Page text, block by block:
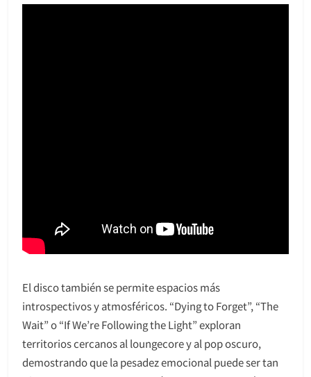
El disco también se permite espacios más
introspectivos y atmosféricos. “Dying to Forget”, “The
Wait” o “If We’re Following the Light” exploran
territorios cercanos al loungecore y al pop oscuro,
demostrando que la pesadez emocional puede ser tan